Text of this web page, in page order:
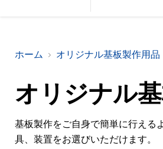
ホーム オリジナル基板製作用品
オリジナル
基板製作をご自身で簡単に行える
具、装置をお選びいただけます。